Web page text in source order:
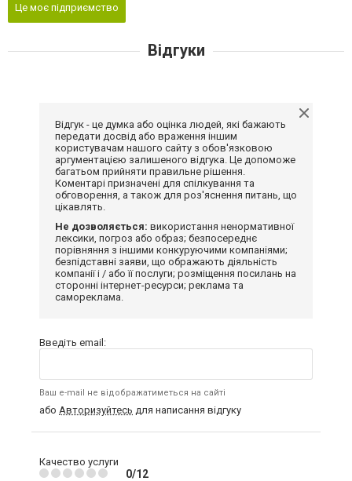
Це моє підприємство
Відгуки
Відгук - це думка або оцінка людей, які бажають
передати досвід або враження іншим
користувачам нашого сайту з обов'язковою
аргументацією залишеного відгука. Це допоможе
багатьом прийняти правильне рішення.
Коментарі призначені для спілкування та
обговорення, а також для роз'яснення питань, що
цікавлять.
Не дозволяється: використання ненормативної
лексики, погроз або образ; безпосереднє
порівняння з іншими конкуруючими компаніями;
безпідставні заяви, що ображають діяльність
компанії і / або її послуги; розміщення посилань на
сторонні інтернет-ресурси; реклама та
самореклама.
Введіть email:
Ваш e-mail не відображатиметься на сайті
або Авторизуйтесь для написання відгуку
Качество услуги
0/12